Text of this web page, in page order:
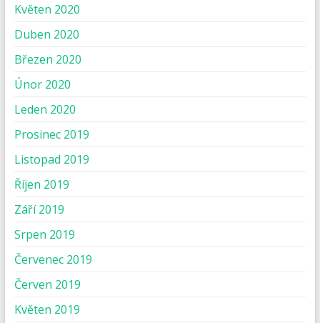
Květen 2020
Duben 2020
Březen 2020
Únor 2020
Leden 2020
Prosinec 2019
Listopad 2019
Říjen 2019
Září 2019
Srpen 2019
Červenec 2019
Červen 2019
Květen 2019